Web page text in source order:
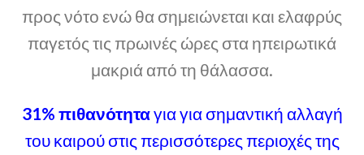
προς νότο ενώ θα σημειώνεται και ελαφρύς
παγετός τις πρωινές ώρες στα ηπειρωτικά
μακριά από τη θάλασσα.
31% πιθανότηταγια για σημαντική αλλαγή
του καιρού στις περισσότερες περιοχές της